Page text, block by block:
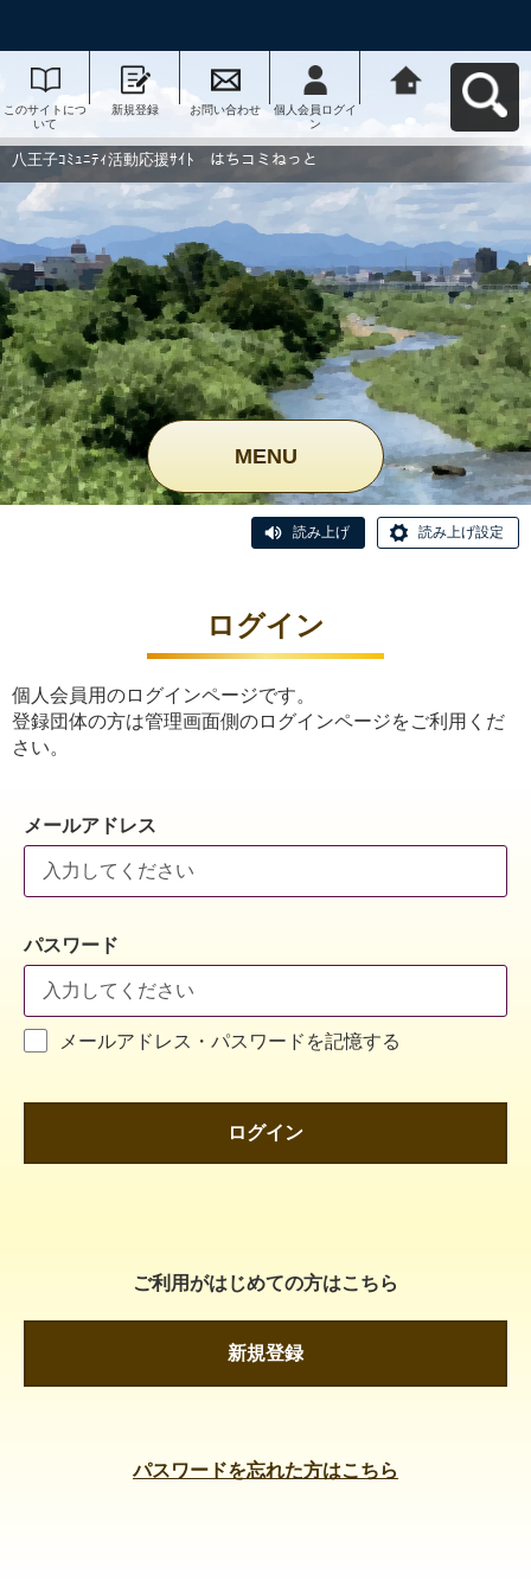
このサイトにつ
いて
新規登録 お問い合わせ
個人会員ログイ
ン
動応援ｻｲﾄ はち
コミねっとへ戻
八王子ｺﾐｭﾆﾃｨ活動応援ｻｲﾄ はちコミねっと
MENU
読み上げ 読み上げ設定
ログイン
個人会員用のログインページです。
登録団体の方は管理画面側のログインページをご利用くだ
さい。
メールアドレス
パスワード
メールアドレス・パスワードを記憶する
ログイン
ご利用がはじめての方はこちら
新規登録
パスワードを忘れた方はこちら